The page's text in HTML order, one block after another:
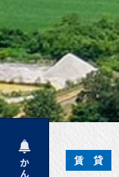
賃 貸